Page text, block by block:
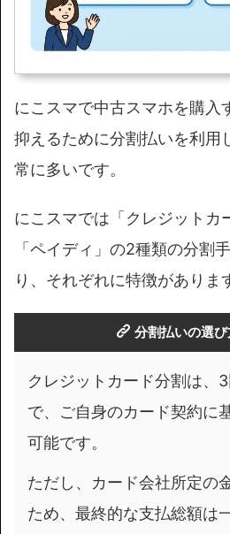
にこスマで中古スマホを購入
抑えるために分割払いを利用
常に多いです。
にこスマでは「クレジットカ
「ペイディ」の2種類の分割
り、それぞれに特徴がありま
分割払いの選
クレジットカード分割は、
で、ご自身のカード契約に
可能です。
ただし、カード会社所定の
ため、最終的な支払総額は